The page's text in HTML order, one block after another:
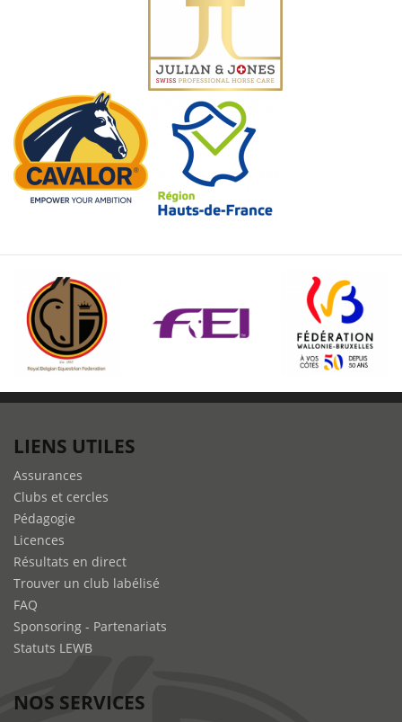
LIENS UTILES
Assurances
Clubs et cercles
Pédagogie
Licences
Résultats en direct
Trouver un club labélisé
FAQ
Sponsoring - Partenariats
Statuts LEWB
NOS SERVICES